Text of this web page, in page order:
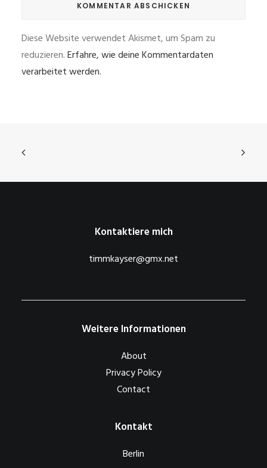
Diese Website verwendet Akismet, um Spam zu
reduzieren.Erfahre, wie deine Kommentardaten
verarbeitet werden.
Kontaktiere mich
timmkayser@gmx.net
Weitere Informationen
About
Privacy Policy
Contact
Kontakt
Berlin